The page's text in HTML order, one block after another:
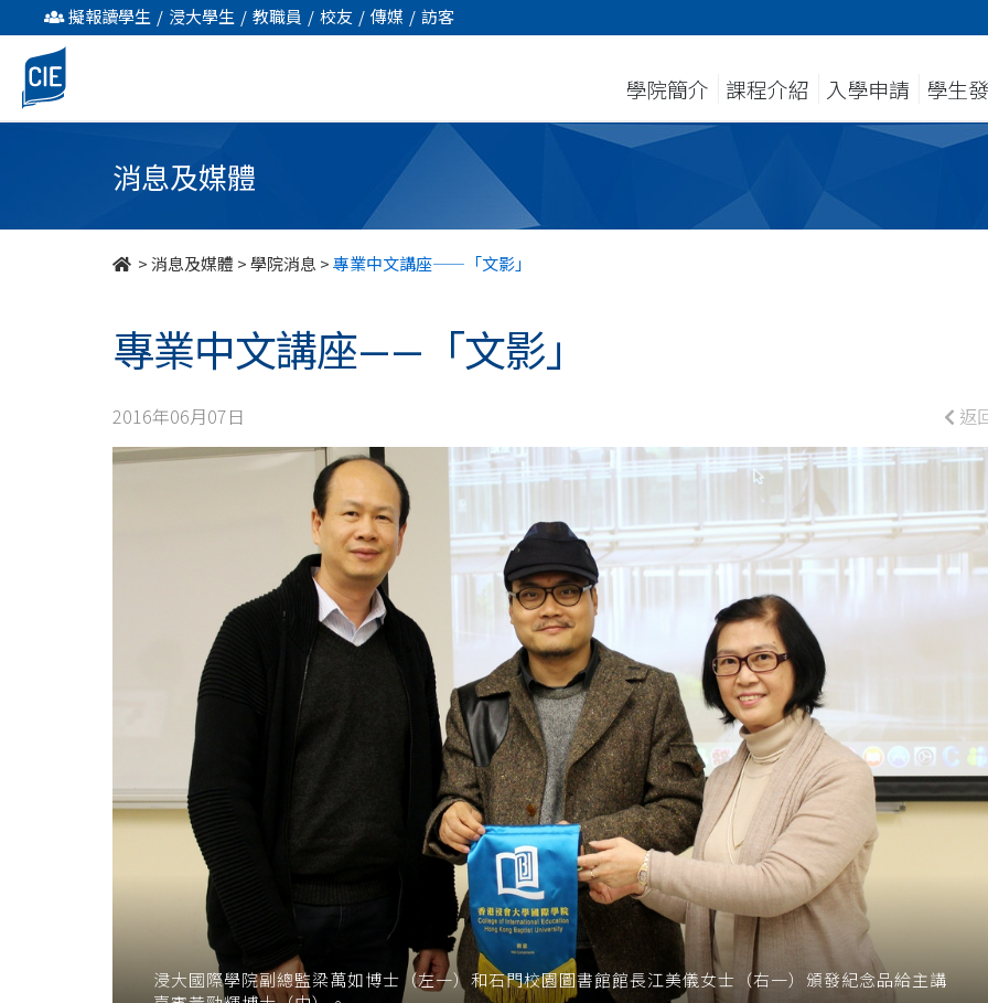
專
業
中
擬報讀學生 / 浸大學生 / 教職員 / 校友 / 傳媒 / 訪客
學院簡介 課程介紹 入學申請 學生
消息及媒體
>消息及媒體 >學院消息 >專業中文講座——「文影」
專業中文講座——「文影」
2016年06月07日 返
浸大國際學院副總監梁萬如博士（左一）和石門校園圖書館館長江美儀女士（右一）頒發紀念品給主講